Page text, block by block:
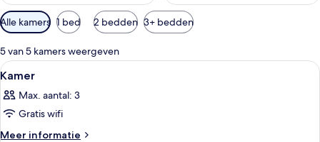
Beschikbare
filters
voor
kamers
Alle kamers 1 bed 2 bedden 3+ bedden
5 van 5 kamers weergeven
Alle
foto's
voor
Kamer
laden
Een hotelkamer met twee bedden,
4
Kamer
Max. aantal: 3
Gratis wifi
Meer informatie
Meer